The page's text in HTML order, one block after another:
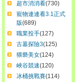
超市消消看(730)
寵物連連看3.1正式
版(689)
職業投手(127)
古墓探險3(125)
猥褻美女(124)
峽谷競速(120)
冰桶挑戰賽(114)